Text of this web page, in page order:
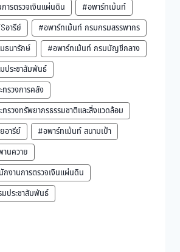
ารตรวจเงินแผ่นดิน
#อพาร์ทเม้นท์
อารีย์
#อพาร์ทเม้นท์ กรมกรมสรรพากร
ธนารักษ์
#อพาร์ทเม้นท์ กรมบัญชีกลาง
ประชาสัมพันธ์
รวงการคลัง
รวงทรัพยากรธรรมชาติและสิ่งแวดล้อม
อารีย์
#อพาร์ทเม้นท์ สนามเป้า
นควาย
งานการตรวจเงินแผ่นดิน
ประชาสัมพันธ์